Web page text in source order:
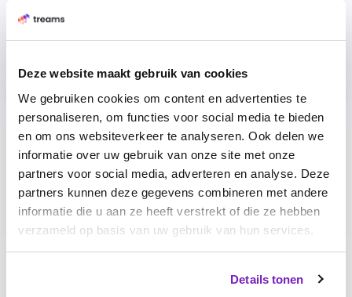
Deze website maakt gebruik van cookies
We gebruiken cookies om content en advertenties te
personaliseren, om functies voor social media te bieden
en om ons websiteverkeer te analyseren. Ook delen we
informatie over uw gebruik van onze site met onze
partners voor social media, adverteren en analyse. Deze
partners kunnen deze gegevens combineren met andere
informatie die u aan ze heeft verstrekt of die ze hebben
verzameld op basis van uw gebruik van hun services.
Details tonen
centraal wordt bijgehouden.
in hun dagelijkse praktijk kunt ondersteunen met meer
met een specialistisch HR systeem zoals Treams voor
performance management, talentontwikkeling en
engagement. Met Treams kun je bijvoorbeeld
laagdrempelig AI functionaliteiten gebruiken die je
mensen daadwerkelijk ondersteunen bij het uitwisselen
van kwalitatief goede feedback of het opstellen van
eenduidige, concrete en haalbare doelen. Een
waardevolle aanvulling op HoorayHR!
HoorayHR en Treams: de link snel gelegd?